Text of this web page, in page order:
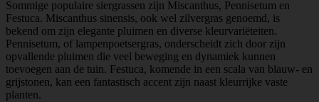
Sommige populaire siergrassen zijn Miscanthus, Pennisetum en
Festuca. Miscanthus sinensis, ook wel zilvergras genoemd, is
bekend om zijn elegante pluimen en diverse kleurvariëteiten.
Pennisetum, of lampenpoetsergras, onderscheidt zich door zijn
opvallende pluimen die veel beweging en dynamiek kunnen
toevoegen aan de tuin. Festuca, komende in een scala van blauw- en
grijstonen, kan een fantastisch accent zijn naast kleurrijke vaste
planten.